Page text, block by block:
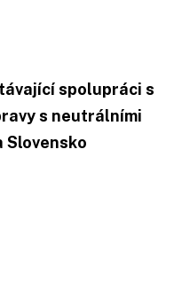
spolupráci s
s neutrálními
Slovensko